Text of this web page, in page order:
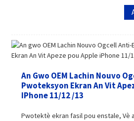
An Gwo OEM Lachin Nouvo
Pwoteksyon Ekran An Vit
IPhone 11/12 /13
Pwotektè ekran fasil pou enstale, Vè